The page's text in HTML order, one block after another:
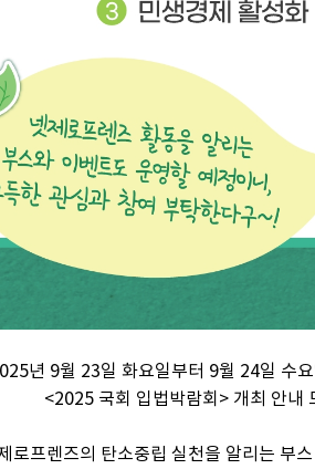
년 9월 23일 화요일부터 9월 24일 수
<2025 국회 입법박람회> 개최 안내
로프렌즈의 탄소중립 실천을 알리는 부